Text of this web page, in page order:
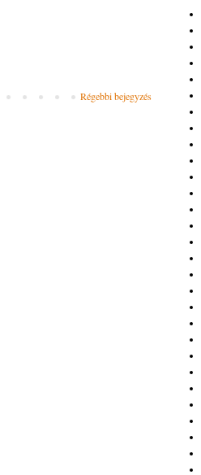
Régebbi bejegyzés